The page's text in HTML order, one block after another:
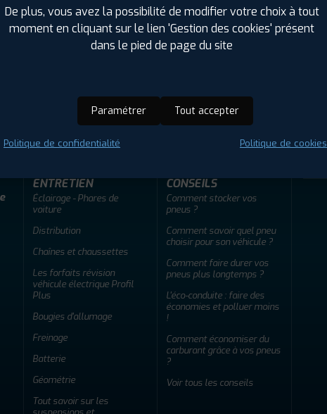
adherent Offres d'emploi FAQ
ENTRETIEN
Éclairage - Phares de
voiture
Distribution
Chaînes et chaussettes
Les forfaits révision
véhicule électrique Profil
Plus
Bougies d'allumage
Freinage
Batterie
Géométrie
Tout savoir sur les
CONSEILS
Comment stocker vos
pneus ?
Comment savoir quel pneu
choisir pour son véhicule ?
Comment faire durer vos
pneus plus longtemps ?
L'éco-conduite : faire des
économies et polluer moins
!
Comment économiser du
carburant grâce à vos pneus
?
Voir tous les conseils
De plus, vous avez la possibilité de modifier votre choix à tout
moment en cliquant sur le lien 'Gestion des cookies' présent
dans le pied de page du site
Paramétrer Tout accepter
Politique de confidentialité Politique de cookies